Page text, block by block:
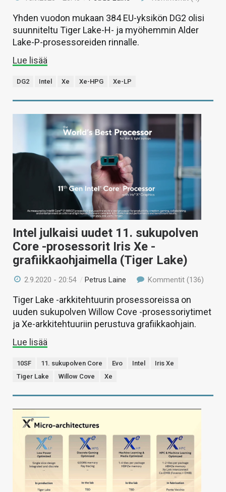
Yhden vuodon mukaan 384 EU-yksikön DG2 olisi
suunniteltu Tiger Lake-H- ja myöhemmin Alder
Lake-P-prosessoreiden rinnalle.
Lue lisää
DG2 Intel Xe Xe-HPG Xe-LP
Intel julkaisi uudet 11. sukupolven
Core -prosessorit Iris Xe -
grafiikkaohjaimella (Tiger Lake)
2.9.2020 - 20:54 / Petrus Laine Kommentit (136)
Tiger Lake -arkkitehtuurin prosessoreissa on
uuden sukupolven Willow Cove -prosessoriytimet
ja Xe-arkkitehtuuriin perustuva grafiikkaohjain.
Lue lisää
10SF 11. sukupolven Core Evo Intel
Iris Xe
Tiger Lake
Willow Cove Xe